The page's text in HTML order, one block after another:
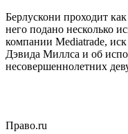
Берлускони проходит
него подано несколько
компании Mediatrade, иск
Дэвида Миллса и об
несовершеннолетних
Право.ru